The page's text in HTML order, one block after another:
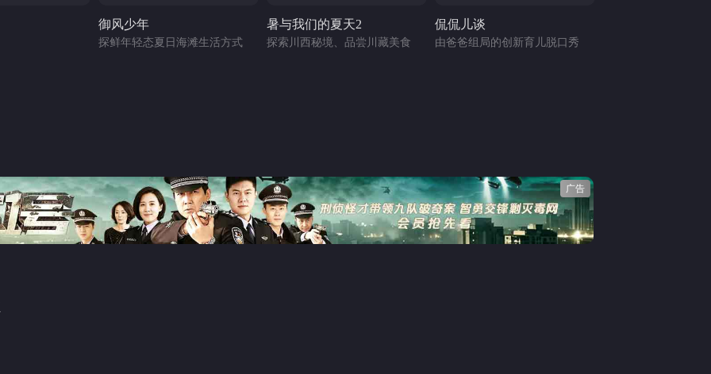
御风少年
探鲜年轻态夏日海滩生活方式
暑与我们的夏天2
探索川西秘境、品尝川藏美食
侃侃儿谈
由爸爸组局的创新育儿脱口秀
广告